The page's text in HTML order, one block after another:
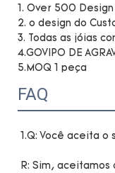
1. Over 500
2. o design do
3. Todas as jóias
4.GOVIPO DE
5.MOQ 1 peça
FAQ
R: Sim,